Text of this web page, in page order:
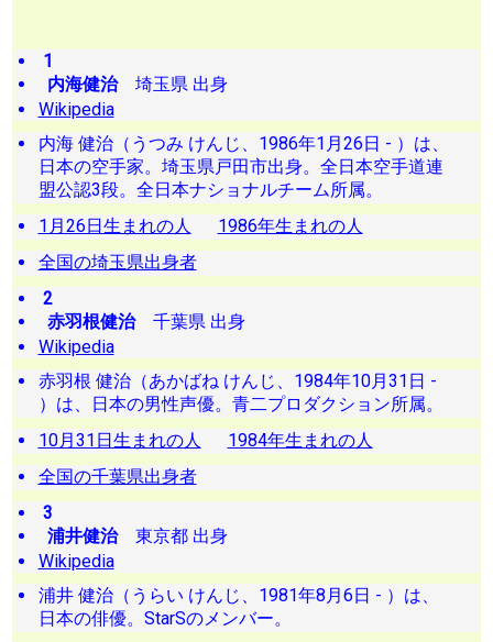
1
内海健治埼玉県 出身
Wikipedia
内海 健治（うつみ けんじ、1986年1月26日 - ）は、
日本の空手家。埼玉県戸田市出身。全日本空手道連
盟公認3段。全日本ナショナルチーム所属。
1月26日生まれの人
1986年生まれの人
全国の埼玉県出身者
2
赤羽根健治千葉県 出身
Wikipedia
赤羽根 健治（あかばね けんじ、1984年10月31日 -
）は、日本の男性声優。青二プロダクション所属。
10月31日生まれの人
1984年生まれの人
全国の千葉県出身者
3
浦井健治東京都 出身
Wikipedia
浦井 健治（うらい けんじ、1981年8月6日 - ）は、
日本の俳優。StarSのメンバー。